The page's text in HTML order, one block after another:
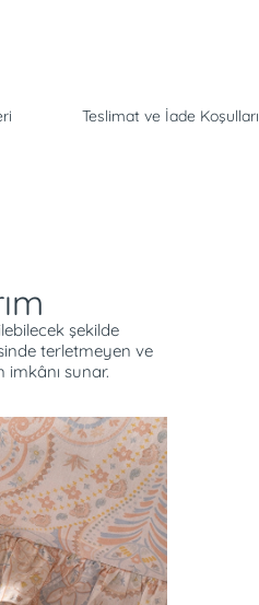
Teslimat ve İade Koşulları
şekilde
terletmeyen ve
imkânı sunar.